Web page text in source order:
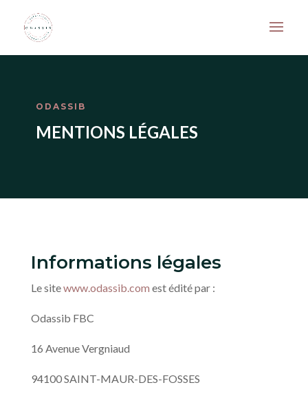
ODASSIB
MENTIONS LÉGALES
Informations légales
Le sitewww.odassib.com est édité par :
Odassib FBC
16 Avenue Vergniaud
94100 SAINT-MAUR-DES-FOSSES